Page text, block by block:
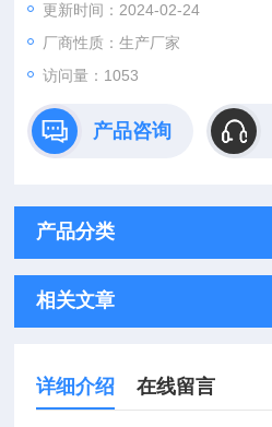
更新时间：2024-02-24
厂商性质：生产厂家
访问量：1053
产品咨询
产品分类
相关文章
详细介绍 在线留言